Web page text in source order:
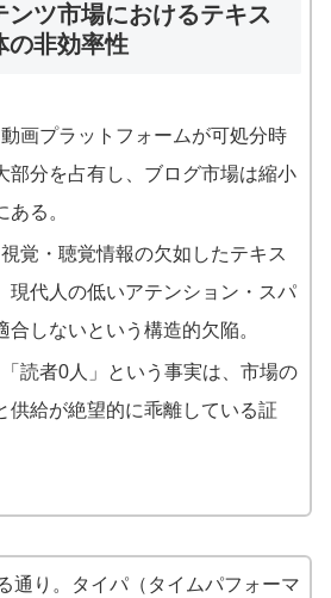
ンツ市場におけるテキス
の非効率性
画プラットフォームが可処分時
部分を占有し、ブログ市場は縮小
ある。
覚・聴覚情報の欠如したテキス
現代人の低いアテンション・スパ
合しないという構造的欠陥。
読者0人」という事実は、市場の
供給が絶望的に乖離している証
通り。タイパ（タイムパフォーマ